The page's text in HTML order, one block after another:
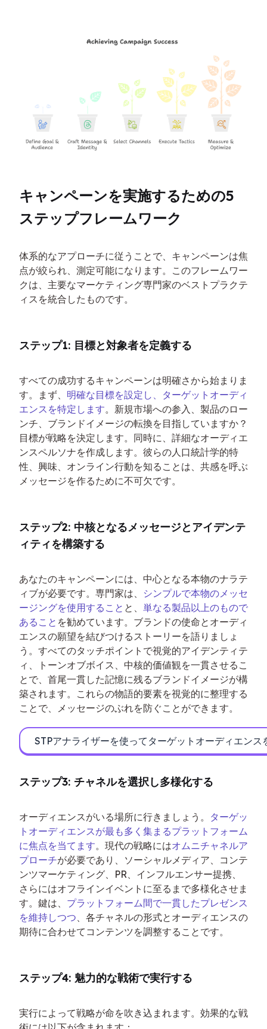
キャンペーンを実施するための5
ステップフレームワーク
体系的なアプローチに従うことで、キャンペーンは焦
点が絞られ、測定可能になります。このフレームワー
クは、主要なマーケティング専門家のベストプラクテ
ィスを統合したものです。
ステップ1: 目標と対象者を定義する
すべての成功するキャンペーンは明確さから始まりま
す。まず、 明確な目標を設定し、ターゲットオーディ
エンスを特定します。新規市場への参入、製品のロー
ンチ、ブランドイメージの転換を目指していますか？
目標が戦略を決定します。同時に、詳細なオーディエ
ンスペルソナを作成します。彼らの人口統計学的特
性、興味、オンライン行動を知ることは、共感を呼ぶ
メッセージを作るために不可欠です。
ステップ2: 中核となるメッセージとアイデンテ
ィティを構築する
あなたのキャンペーンには、中心となる本物のナラテ
ィブが必要です。専門家は、 シンプルで本物のメッセ
ージングを使用すること と、 単なる製品以上のもので
あること を勧めています。ブランドの使命とオーディ
エンスの願望を結びつけるストーリーを語りましょ
う。すべてのタッチポイントで視覚的アイデンティテ
ィ、トーンオブボイス、中核的価値観を一貫させるこ
とで、首尾一貫した記憶に残るブランドイメージが構
築されます。これらの物語的要素を視覚的に整理する
ことで、メッセージのぶれを防ぐことができます。
STPアナライザーを使ってターゲットオーディエンス
ステップ3: チャネルを選択し多様化する
オーディエンスがいる場所に行きましょう。 ターゲッ
トオーディエンスが最も多く集まるプラットフォーム
に焦点を当てます。現代の戦略にはオムニチャネルア
プローチが必要であり、ソーシャルメディア、コンテ
ンツマーケティング、PR、インフルエンサー提携、
さらにはオフラインイベントに至るまで多様化させま
す。鍵は、 プラットフォーム間で一貫したプレゼンス
を維持しつつ、各チャネルの形式とオーディエンスの
期待に合わせてコンテンツを調整することです。
ステップ4: 魅力的な戦術で実行する
実行によって戦略が命を吹き込まれます。効果的な戦